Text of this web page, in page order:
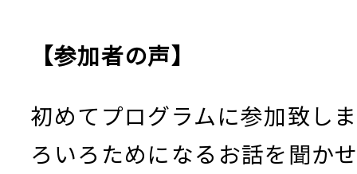
【参加者の声】
初めてプログラムに参加致し
ろいろためになるお話を聞か